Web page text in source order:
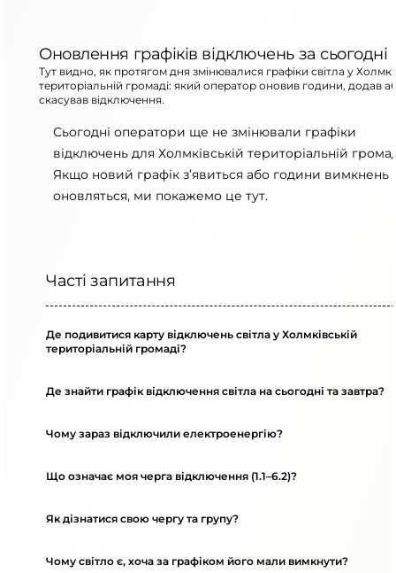
Оновлення графіків відключень за сьогодні
Тут видно, як протягом дня змінювалися графіки світла у
територіальній громаді: який оператор оновив години, додав
скасував відключення.
Сьогодні оператори ще не змінювали графіки
відключень для Холмківській територіальній
Якщо новий графік з’явиться або години вимкнень
оновляться, ми покажемо це тут.
Часті запитання
Де подивитися карту відключень світла у Холмківській
територіальній громаді?
Де знайти графік відключення світла на сьогодні та завтра?
Чому зараз відключили електроенергію?
Що означає моя черга відключення (1.1–6.2)?
Як дізнатися свою чергу та групу?
Чому світло є, хоча за графіком його мали вимкнути?